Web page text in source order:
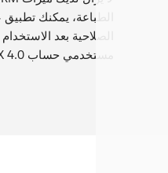
الطباعة، يمكنك
الصلاحية بعد
مستخدمي حساب DRM-X 4.0، ويمكنك الوصول إلى تقارير تسليم الترخيص التفصيلية لمراقبة كيفية وصول المستخدمين إلى مستنداتك واستهلاكها.